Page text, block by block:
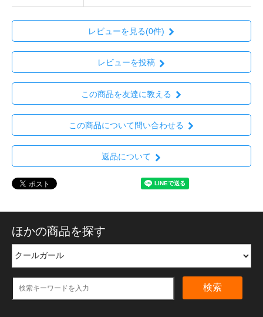
レビューを見る(0件)
レビューを投稿
この商品を友達に教える
この商品について問い合わせる
返品について
ほかの商品を探す
検索